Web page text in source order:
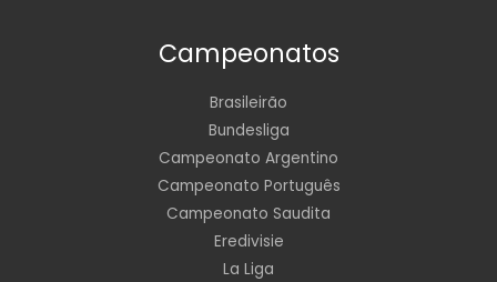
Campeonatos
Brasileirão
Bundesliga
Campeonato Argentino
Campeonato Português
Campeonato Saudita
Eredivisie
La Liga